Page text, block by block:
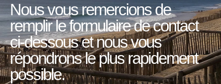
Nous vous remercions de
remplir le formulaire de contact
ci-dessous et nous vous
répondrons le plus rapidement
possible.